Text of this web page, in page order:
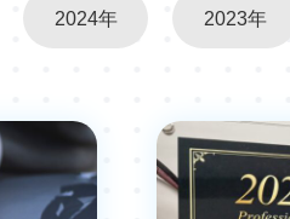
2024年 2023年